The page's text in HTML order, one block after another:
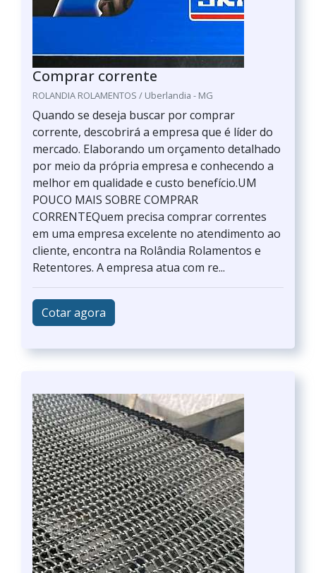
Comprar corrente
ROLANDIA ROLAMENTOS / Uberlandia - MG
Quando se deseja buscar por comprar
corrente, descobrirá a empresa que é líder do
mercado. Elaborando um orçamento detalhado
por meio da própria empresa e conhecendo a
melhor em qualidade e custo benefício.UM
POUCO MAIS SOBRE COMPRAR
CORRENTEQuem precisa comprar correntes
em uma empresa excelente no atendimento ao
cliente, encontra na Rolândia Rolamentos e
Retentores. A empresa atua com re...
Cotar agora